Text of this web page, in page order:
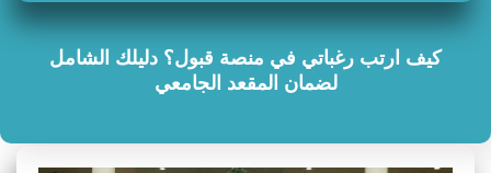
كيف ارتب رغباتي في منصة قبول؟ دليلك الشامل
لضمان المقعد الجامعي